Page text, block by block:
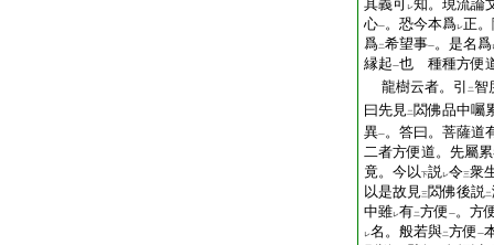
其義可レ知。現流論
心一。恐今本爲レ正
爲二希望事一。是名爲
縁起一也 種種方便
龍樹云者。引
二智
曰先見二 閦佛品中囑
異一。答曰。菩薩道
二者方便道。先屬
竟。今以下説レ令三衆
以是故見三閦佛後説二
中雖レ有二方便 一。方
レ名。般若與二方便 一